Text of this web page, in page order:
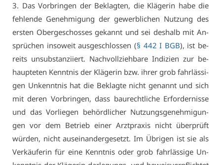
3. Das Vor­brin­gen der Be­klag­ten, die Klä­ge­rin ha­be die
feh­len­de Ge­neh­mi­gung der ge­werb­li­chen Nut­zung des
ers­ten Ober­ge­schos­ses ge­kannt und sei des­halb mit An­
sprü­chen in­so­weit aus­ge­schlos­sen (§ 442 I BGB), ist be­
reits un­sub­stan­zi­iert. Nach­voll­zieh­ba­re In­di­zi­en zur be­
haup­te­ten Kennt­nis der Klä­ge­rin bzw. ih­rer grob fahr­läs­si­
gen Un­kennt­nis hat die Be­klag­te nicht ge­nannt und sich
mit de­ren Vor­brin­gen, dass bau­recht­li­che Er­for­der­nis­se
und das Vor­lie­gen be­hörd­li­cher Nut­zungs­ge­neh­mi­gun­
gen vor dem Be­trieb ei­ner Arzt­pra­xis nicht über­prüft
wür­den, nicht aus­ein­an­der­ge­setzt. Im Üb­ri­gen ist sie als
Ver­käu­fe­rin für ei­ne Kennt­nis oder grob fahr­läs­si­ge Un­